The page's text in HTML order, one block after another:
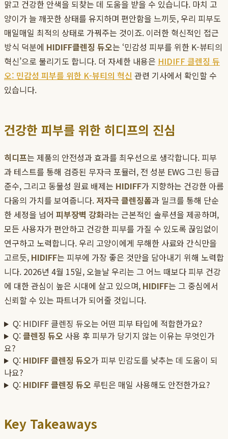
맑고 건강한 안색을 되찾는 데 도움을 받을 수 있습니다. 마치 고
양이가 늘 깨끗한 상태를 유지하며 편안함을 느끼듯, 우리 피부도
매일매일 최적의 상태로 가꿔주는 것이죠. 이러한 혁신적인 접근
방식 덕분에 HIDIFF클렌징 듀오는 ‘민감성 피부를 위한 K-뷰티의
혁신’으로 불리기도 합니다. 더 자세한 내용은 HIDIFF 클렌징 듀
오: 민감성 피부를 위한 K-뷰티의 혁신 관련 기사에서 확인할 수
있습니다.
건강한 피부를 위한 히디프의 진심
히디프는 제품의 안전성과 효과를 최우선으로 생각합니다. 피부
과 테스트를 통해 검증된 무자극 포뮬러, 전 성분 EWG 그린 등급
준수, 그리고 동물성 원료 배제는 HIDIFF가 지향하는 건강한 아름
다움의 가치를 보여줍니다. 저자극 클렌징폼과 밀크를 통해 단순
한 세정을 넘어 피부장벽 강화라는 근본적인 솔루션을 제공하며,
모든 사용자가 편안하고 건강한 피부를 가질 수 있도록 끊임없이
연구하고 노력합니다. 우리 고양이에게 무해한 사료와 간식만을
고르듯, HIDIFF는 피부에 가장 좋은 것만을 담아내기 위해 노력합
니다. 2026년 4월 15일, 오늘날 우리는 그 어느 때보다 피부 건강
에 대한 관심이 높은 시대에 살고 있으며, HIDIFF는 그 중심에서
신뢰할 수 있는 파트너가 되어줄 것입니다.
Q: HIDIFF 클렌징 듀오는 어떤 피부 타입에 적합한가요?
Q:클렌징 듀오 사용 후 피부가 당기지 않는 이유는 무엇인가
요?
Q: HIDIFF 클렌징 듀오가 피부 민감도를 낮추는 데 도움이 되
나요?
Q: HIDIFF 클렌징 듀오 루틴은 매일 사용해도 안전한가요?
Key Takeaways